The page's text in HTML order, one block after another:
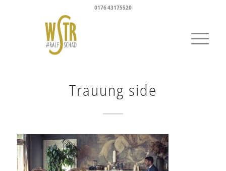
0176 43175520
Trauung side